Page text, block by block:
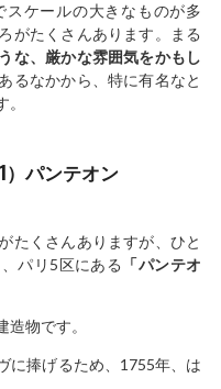
ケールの大きなものが多
がたくさんあります。まる
な、厳かな雰囲気をかもし
るなかから、特に有名なと
）パンテオン
たくさんありますが、ひと
パリ5区にある 「パンテオ
物です。
に捧げるため、1755年、は